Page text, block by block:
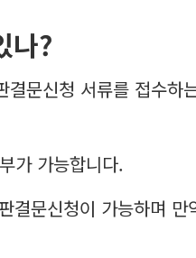
나?
문신청 서류를 접수하
가 가능합니다.
결문신청이 가능하며